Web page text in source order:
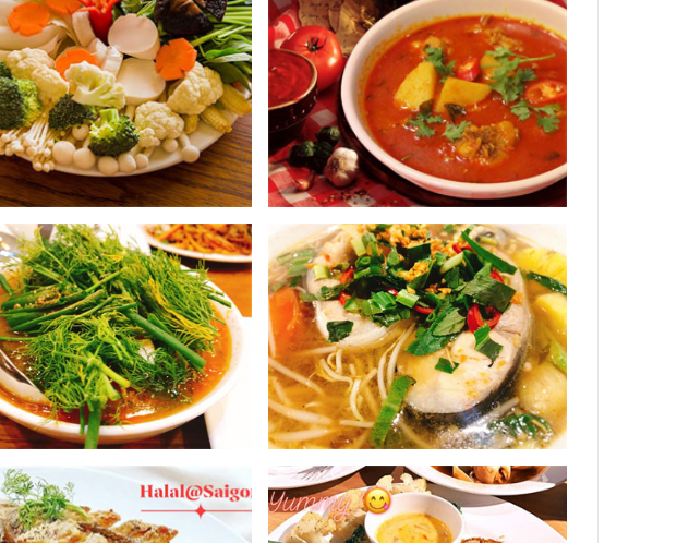
đến lá chanh Kaffir và nước cốt dừa. Món lẩu mang mùi vị chua nhẹ, cay nồng;
vào “mê cung vị giác”. Đặc biệt, mónlẩu Tom Yumdùng trong các bữa tiệc
Halal@Saigon
trở thành điểm hẹn ẩm thực có tiếng trong lòng thực khách.
nhà hàng uy tín và chất lượng. Thiết kế không gian thoáng đãng, lựa chọn